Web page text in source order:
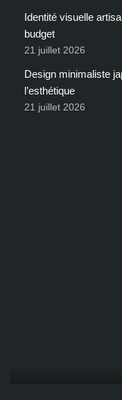
Identité visuelle
budget
21 juillet 2026
Design minimaliste
l’esthétique
21 juillet 2026